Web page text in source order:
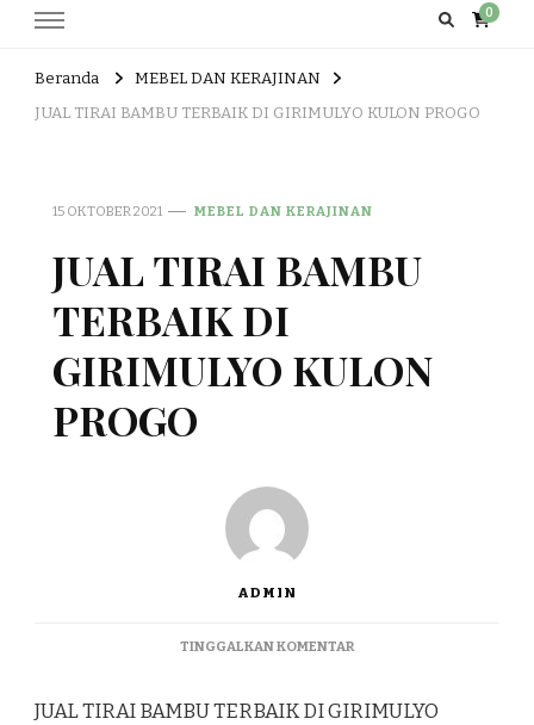
0
Beranda
MEBEL DAN KERAJINAN
JUAL TIRAI BAMBU TERBAIK DI GIRIMULYO KULON PROGO
15 OKTOBER 2021 MEBEL DAN KERAJINAN
JUAL TIRAI BAMBU
TERBAIK DI
GIRIMULYO KULON
PROGO
ADMIN
TINGGALKAN KOMENTARPADA
BAMBU
JUAL TIRAI BAMBU TERBAIK DI GIRIMULYO